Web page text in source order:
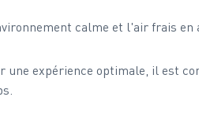
calme et l'air frais
une expérience optimale, il est